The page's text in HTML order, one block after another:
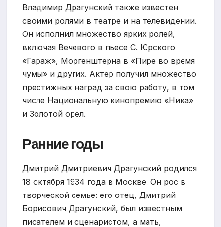
Владимир Драгунский также известен
своими ролями в театре и на телевидении.
Он исполнил множество ярких ролей,
включая Вечевого в пьесе С. Юрского
«Гараж», Моргенштерна в «Пире во время
чумы» и других. Актер получил множество
престижных наград за свою работу, в том
числе Национальную кинопремию «Ника»
и Золотой орел.
Ранние годы
Дмитрий Дмитриевич Драгунский родился
18 октября 1934 года в Москве. Он рос в
творческой семье: его отец, Дмитрий
Борисович Драгунский, был известным
писателем и сценаристом, а мать,